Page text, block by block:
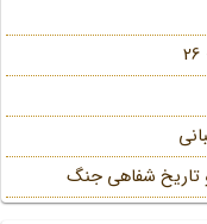
تاریخ شفاهی جنگ